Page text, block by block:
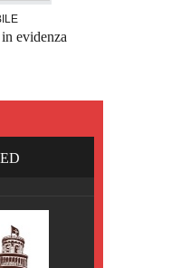
evidenza